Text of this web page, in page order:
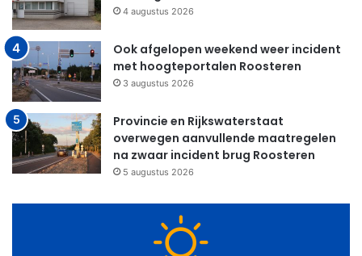
4 augustus 2026
Ook afgelopen weekend weer incident
met hoogteportalen Roosteren
3 augustus 2026
Provincie en Rijkswaterstaat
overwegen aanvullende maatregelen
na zwaar incident brug Roosteren
5 augustus 2026